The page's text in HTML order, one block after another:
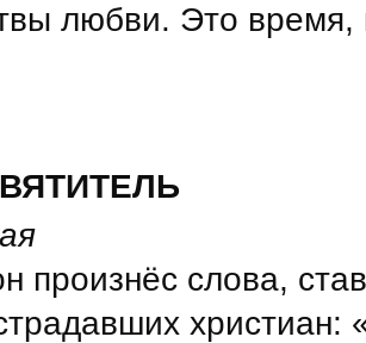
любви. Это
произнёс слова,
христиан: